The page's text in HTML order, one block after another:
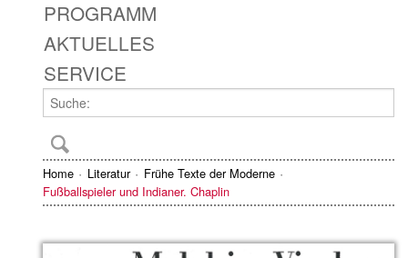
PROGRAMM
AKTUELLES
SERVICE
Home Literatur
Frühe Texte der Moderne
Fußballspieler und Indianer. Chaplin